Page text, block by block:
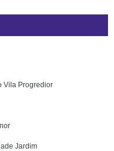
Vila Progredior
Jardim